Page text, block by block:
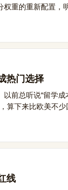
重的重新配置，
热门选择
前总听说“留学
算下来比欧美不
线